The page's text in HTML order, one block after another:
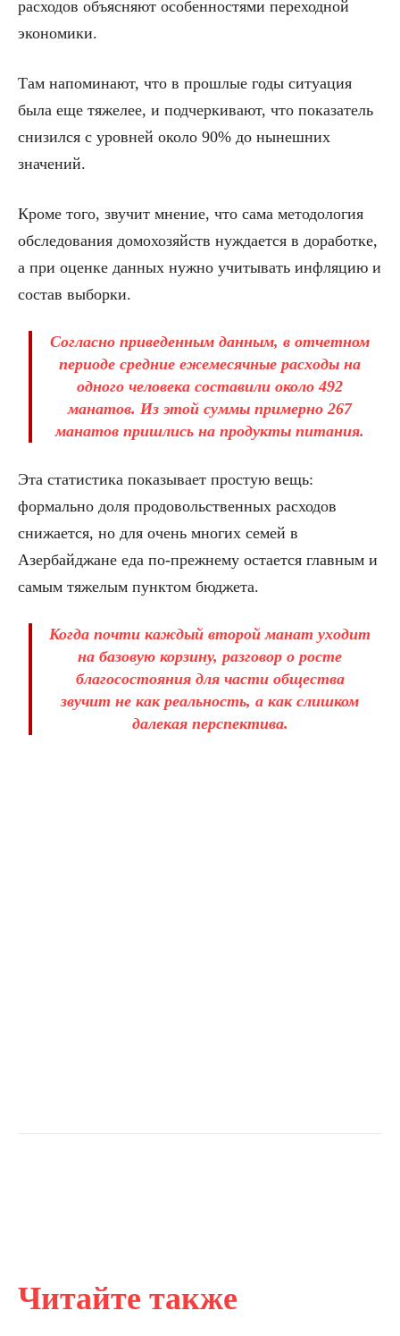
Читайте также
расходов объясняют особенностями переходной
экономики.
Там напоминают, что в прошлые годы ситуация
была еще тяжелее, и подчеркивают, что показатель
снизился с уровней около 90% до нынешних
значений.
Кроме того, звучит мнение, что сама методология
обследования домохозяйств нуждается в доработке,
а при оценке данных нужно учитывать инфляцию и
состав выборки.
Согласно приведенным данным, в отчетном
периоде средние ежемесячные расходы на
одного человека составили около 492
манатов. Из этой суммы примерно 267
манатов пришлись на продукты питания.
Эта статистика показывает простую вещь:
формально доля продовольственных расходов
снижается, но для очень многих семей в
Азербайджане еда по-прежнему остается главным и
самым тяжелым пунктом бюджета.
Когда почти каждый второй манат уходит
на базовую корзину, разговор о росте
благосостояния для части общества
звучит не как реальность, а как слишком
далекая перспектива.